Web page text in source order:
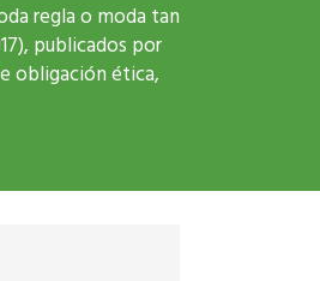
regla o moda tan
publicados por
obligación ética,